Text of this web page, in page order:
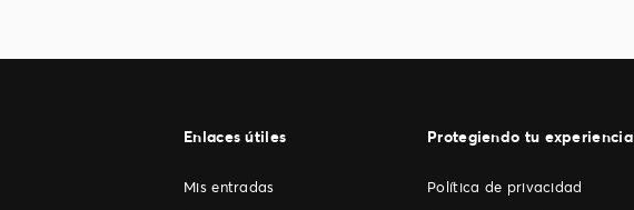
Enlaces útiles
Mis entradas
Protegiendo tu experiencia
Política de privacidad